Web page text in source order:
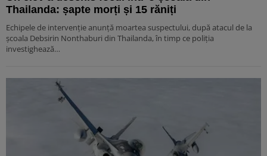
Thailanda: șapte morți și 15 răniți
Echipele de intervenție anunță moartea suspectului, după atacul de la
școala Debsirin Nonthaburi din Thailanda, în timp ce poliția
investighează…